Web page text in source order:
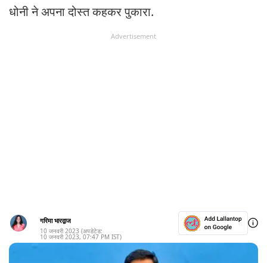
धोनी ने अपना दोस्त कहकर पुकारा.
Advertisement
गरिमा भारद्वाज
10 जनवरी 2023 (अपडेटेड:
10 जनवरी 2023, 07:47 PM IST)